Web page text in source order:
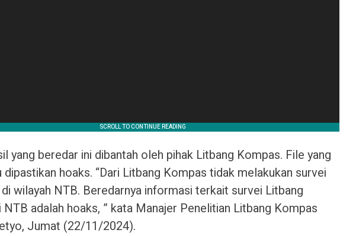
yang beredar ini dibantah oleh pihak Litbang Kompas. File yang
hoaks. “Dari Litbang Kompas tidak melakukan survei
wilayah NTB. Beredarnya informasi terkait survei Litbang
adalah hoaks, ” kata Manajer Penelitian Litbang Kompas
Jumat (22/11/2024).